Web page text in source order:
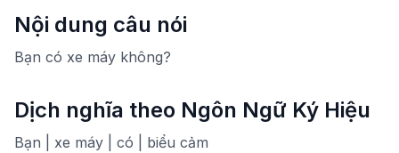
Nội dung câu nói
Bạn có xe máy không?
Dịch nghĩa theo Ngôn Ngữ Ký Hiệu
Bạn | xe máy | có | biểu cảm